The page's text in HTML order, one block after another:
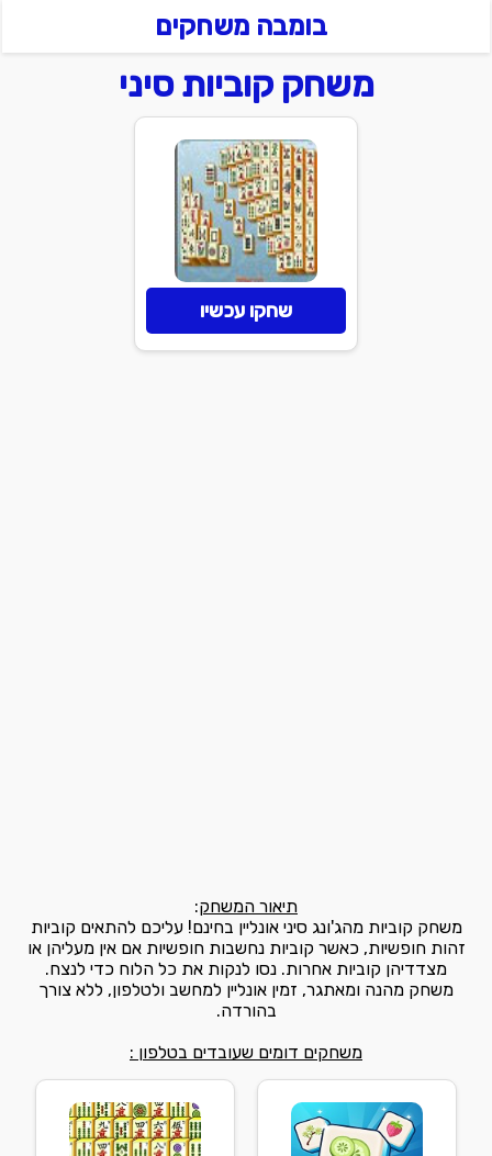
בומבה משחקים
משחק קוביות סיני
שחקו עכשיו
תיאור המשחק:
משחק קוביות מהג'ונג סיני אונליין בחינם! עליכם להתאים קוביות
זהות חופשיות, כאשר קוביות נחשבות חופשיות אם אין מעליהן או
מצדדיהן קוביות אחרות. נסו לנקות את כל הלוח כדי לנצח.
משחק מהנה ומאתגר, זמין אונליין למחשב ולטלפון, ללא צורך
בהורדה.
משחקים דומים שעובדים בטלפון :